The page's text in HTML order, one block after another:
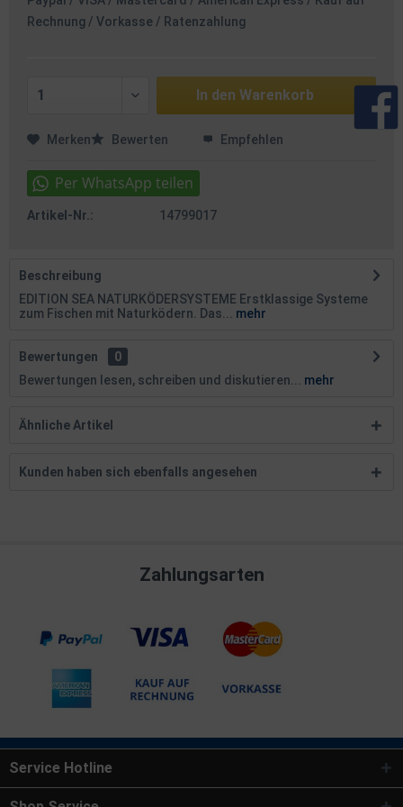
Rechnung / Vorkasse / Ratenzahlung
In den Warenkorb
Merken Bewerten Empfehlen
Artikel-Nr.: 14799017
Beschreibung
EDITION SEA NATURKÖDERSYSTEME Erstklassige Systeme
zum Fischen mit Naturködern. Das...
mehr
Bewertungen
0
Bewertungen lesen, schreiben und diskutieren...
mehr
Ähnliche Artikel
Kunden haben sich ebenfalls angesehen
Zahlungsarten
Service Hotline